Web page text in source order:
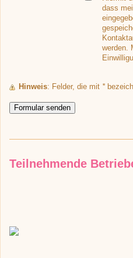
dass
werden.
Hinweis : Felder, die mit *
Teilnehmende